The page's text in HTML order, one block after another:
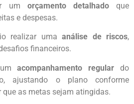
um orçamento detalhadoque
e despesas.
realizar uma análise de riscos,
financeiros.
umacompanhamento regular do
ajustando o plano conforme
as metas sejam atingidas.